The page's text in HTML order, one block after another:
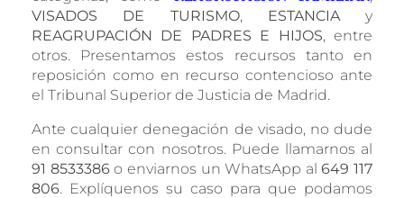
VISADOS DE TURISMO, ESTANCIAy
REAGRUPACIÓN DE PADRES E HIJOS, entre
otros. Presentamos estos recursos tanto en
reposición como en recurso contencioso ante
el Tribunal Superior de Justicia de Madrid.
Ante cualquier denegación de visado, no dude
en consultar con nosotros. Puede llamarnos al
91 8533386o enviarnos un WhatsApp al649 117
806. Explíquenos su caso para que podamos